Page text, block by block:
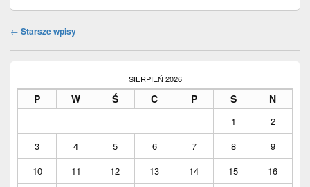
Nawigacja
← Starsze wpisy
Widget
SIERPIEŃ 2026
P W Ś C P S N
1
2
3
4 5 6 7 8
9
10
11 12 13 14 15 16